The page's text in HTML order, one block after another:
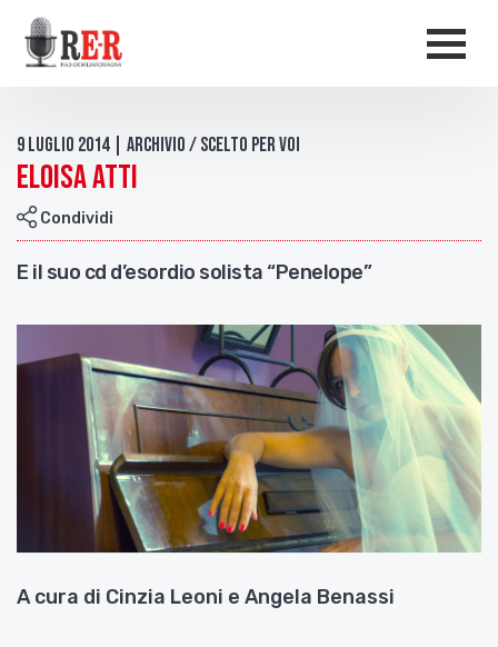
Salta al contenuto principale
9 Luglio 2014 | Archivio / Scelto per voi
Eloisa Atti
Condividi
E il suo cd d’esordio solista “Penelope”
A cura di Cinzia Leoni e Angela Benassi